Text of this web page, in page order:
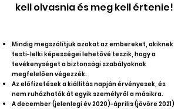
kell olvasnia és meg kell értenie!
Mindig megszólítjuk azokat az embereket, akiknek
testi-lelki képességei lehetővé teszik, hogy a
tevékenységet a biztonsági szabályoknak
megfelelően végezzék.
Az előfizetések a kiállítás napján érvényesek, és
nem ruházhatók át egyik személyről a másikra.
A december (jelenlegi év 2020)-április (jövőre 2021)